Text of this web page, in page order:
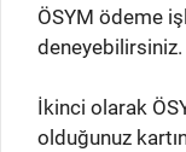
ÖSYM ödeme
deneyebilirsiniz.
İkinci olarak
olduğunuz